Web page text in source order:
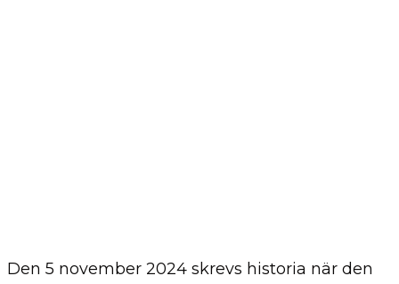
Den 5 november 2024 skrevs historia när den